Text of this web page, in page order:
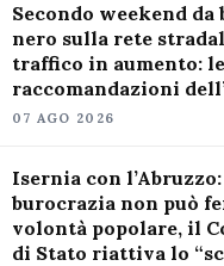
Secondo weekend
nero sulla rete
traffico in aumento: le
raccomandazioni
07 AGO 2026
Isernia con
burocrazia non può
volontà popolare, il
di Stato riattiva lo